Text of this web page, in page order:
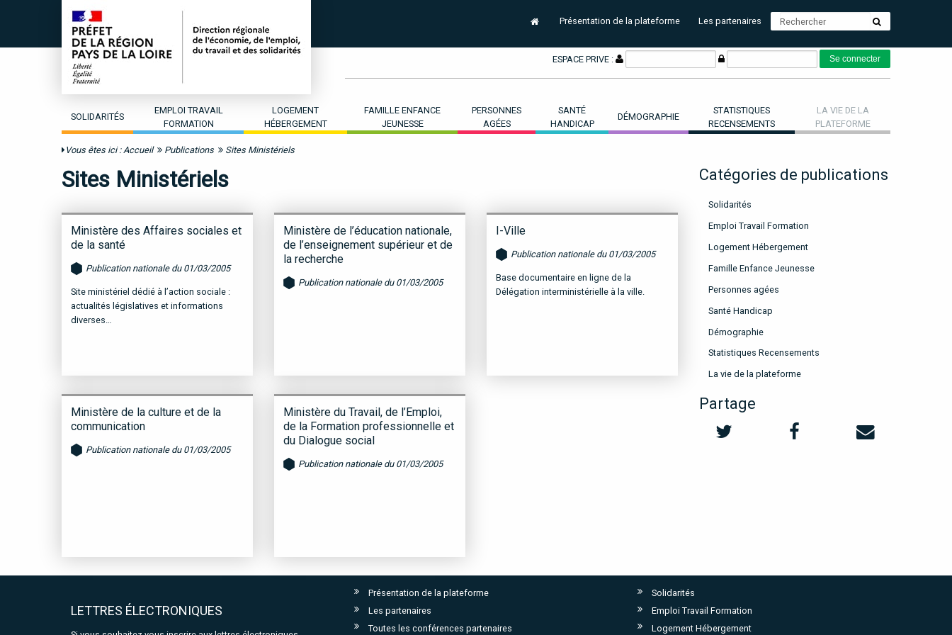
Présentation de la plateforme Les partenaires
ESPACE PRIVE :
SOLIDARITÉS
EMPLOI TRAVAIL
FORMATION
LOGEMENT
HÉBERGEMENT
FAMILLE ENFANCE
JEUNESSE
PERSONNES
AGÉES
SANTÉ
HANDICAP
DÉMOGRAPHIE
STATISTIQUES
RECENSEMENTS
LA VIE DE LA
PLATEFORME
Vous êtes ici : Accueil Publications Sites Ministériels
Sites Ministériels
Ministère des Affaires sociales et
de la santé
Publication nationale du 01/03/2005
Site ministériel dédié à l’action sociale :
actualités législatives et informations
diverses…
Ministère de l’éducation nationale,
de l’enseignement supérieur et de
la recherche
Publication nationale du 01/03/2005
I-Ville
Publication nationale du 01/03/2005
Base documentaire en ligne de la
Délégation interministérielle à la ville.
Ministère de la culture et de la
communication
Publication nationale du 01/03/2005
Ministère du Travail, de l’Emploi,
de la Formation professionnelle et
du Dialogue social
Publication nationale du 01/03/2005
Catégories de publications
Solidarités
Emploi Travail Formation
Logement Hébergement
Famille Enfance Jeunesse
Personnes agées
Santé Handicap
Démographie
Statistiques Recensements
La vie de la plateforme
Partage
LETTRES ÉLECTRONIQUES
Présentation de la plateforme
Les partenaires
Toutes les conférences partenaires
Solidarités
Emploi Travail Formation
Logement Hébergement